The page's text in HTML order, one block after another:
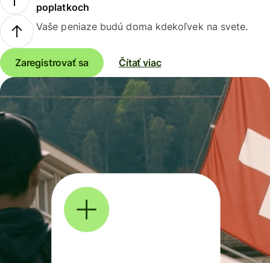
poplatkoch
Vaše peniaze budú doma kdekoľvek na svete.
Zaregistrovať sa Čítať viac